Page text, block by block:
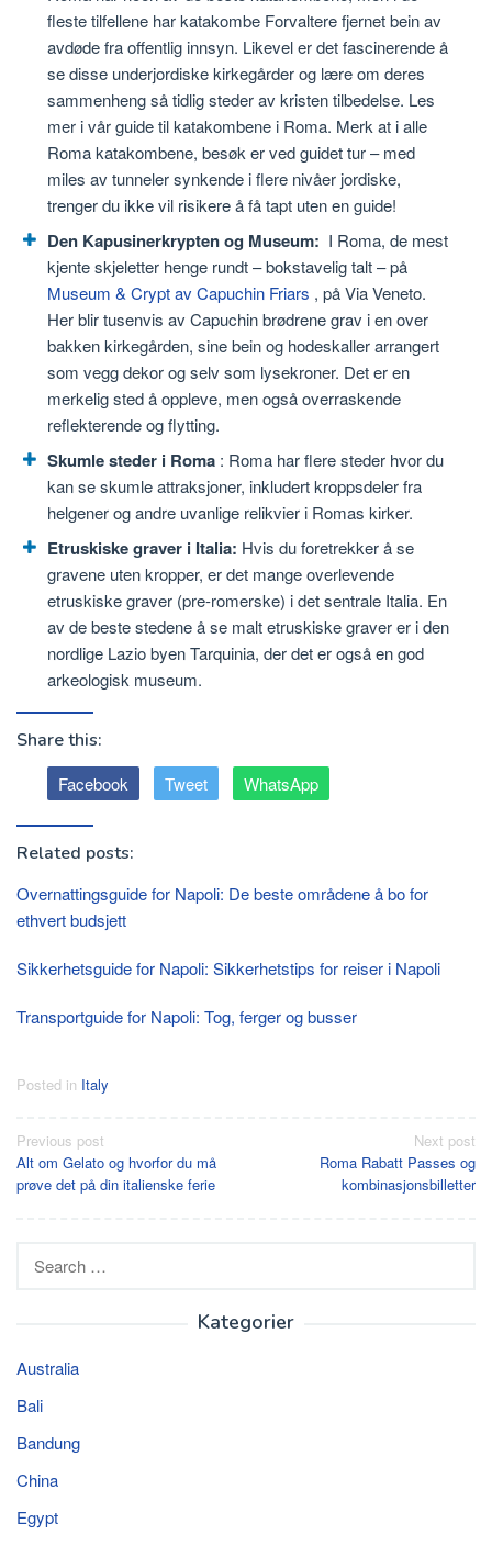
fleste tilfellene har katakombe Forvaltere fjernet bein av
avdøde fra offentlig innsyn. Likevel er det fascinerende å
se disse underjordiske kirkegårder og lære om deres
sammenheng så tidlig steder av kristen tilbedelse. Les
mer i vår guide til katakombene i Roma. Merk at i alle
Roma katakombene, besøk er ved guidet tur – med
miles av tunneler synkende i flere nivåer jordiske,
trenger du ikke vil risikere å få tapt uten en guide!
Den Kapusinerkrypten og Museum: I Roma, de mest
kjente skjeletter henge rundt – bokstavelig talt – på
Museum & Crypt av Capuchin Friars , på Via Veneto.
Her blir tusenvis av Capuchin brødrene grav i en over
bakken kirkegården, sine bein og hodeskaller arrangert
som vegg dekor og selv som lysekroner. Det er en
merkelig sted å oppleve, men også overraskende
reflekterende og flytting.
Skumle steder i Roma : Roma har flere steder hvor du
kan se skumle attraksjoner, inkludert kroppsdeler fra
helgener og andre uvanlige relikvier i Romas kirker.
Etruskiske graver i Italia: Hvis du foretrekker å se
gravene uten kropper, er det mange overlevende
etruskiske graver (pre-romerske) i det sentrale Italia. En
av de beste stedene å se malt etruskiske graver er i den
nordlige Lazio byen Tarquinia, der det er også en god
arkeologisk museum.
Share this:
Facebook Tweet WhatsApp
Related posts:
Overnattingsguide for Napoli: De beste områdene å bo for
ethvert budsjett
Sikkerhetsguide for Napoli: Sikkerhetstips for reiser i Napoli
Transportguide for Napoli: Tog, ferger og busser
Posted in Italy
Post
navigation
Previous post
Alt om Gelato og hvorfor du må
prøve det på din italienske ferie
Next post
Roma Rabatt Passes og
kombinasjonsbilletter
Kategorier
Australia
Bali
Bandung
China
Egypt